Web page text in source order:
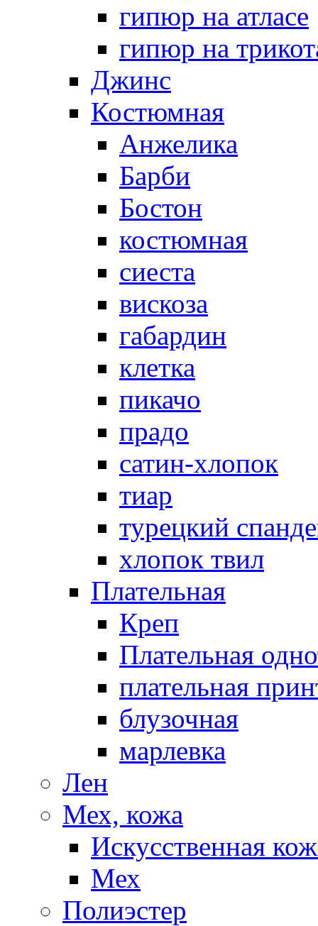
гипюр на атласе
гипюр на
Джинс
Костюмная
Анжелика
Барби
Бостон
костюмная
сиеста
вискоза
габардин
клетка
пикачо
прадо
сатин-хлопок
тиар
турецкий
хлопок твил
Плательная
Креп
Плательная
плательная
блузочная
марлевка
Лен
Мех, кожа
Искусственная
Мех
Полиэстер